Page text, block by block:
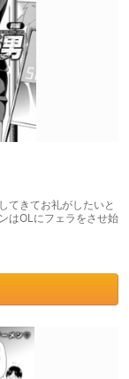
てきてお礼がしたいと
はOLにフェラをさせ始